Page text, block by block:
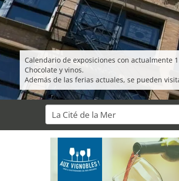
Calendario de exposiciones con actualmente
Chocolate y vinos.
Además de las ferias actuales, se pueden